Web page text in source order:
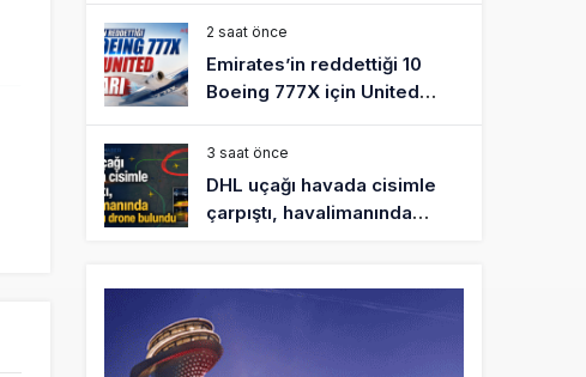
2 saat önce
Emirates’in reddettiği 10
Boeing 777X için United
kararı
3 saat önce
DHL uçağı havada cisimle
çarpıştı, havalimanında
SpaceX Falcon 9’un ikinci
kademesi Ay’a çarptı